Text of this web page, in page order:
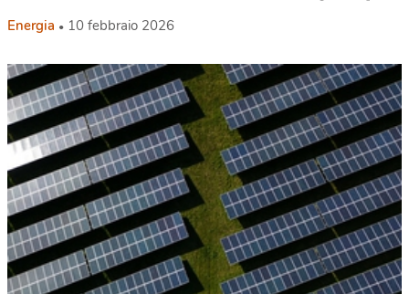
Energia 10 febbraio 2026